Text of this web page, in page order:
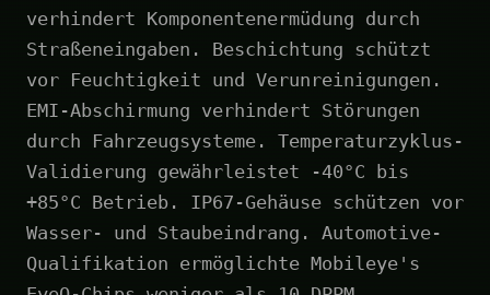
verhindert Komponentenermüdung durch
Straßeneingaben. Beschichtung schützt
vor Feuchtigkeit und Verunreinigungen.
EMI-Abschirmung verhindert Störungen
durch Fahrzeugsysteme. Temperaturzyklus-
Validierung gewährleistet -40°C bis
+85°C Betrieb. IP67-Gehäuse schützen vor
Wasser- und Staubeindrang. Automotive-
Qualifikation ermöglichte Mobileye's